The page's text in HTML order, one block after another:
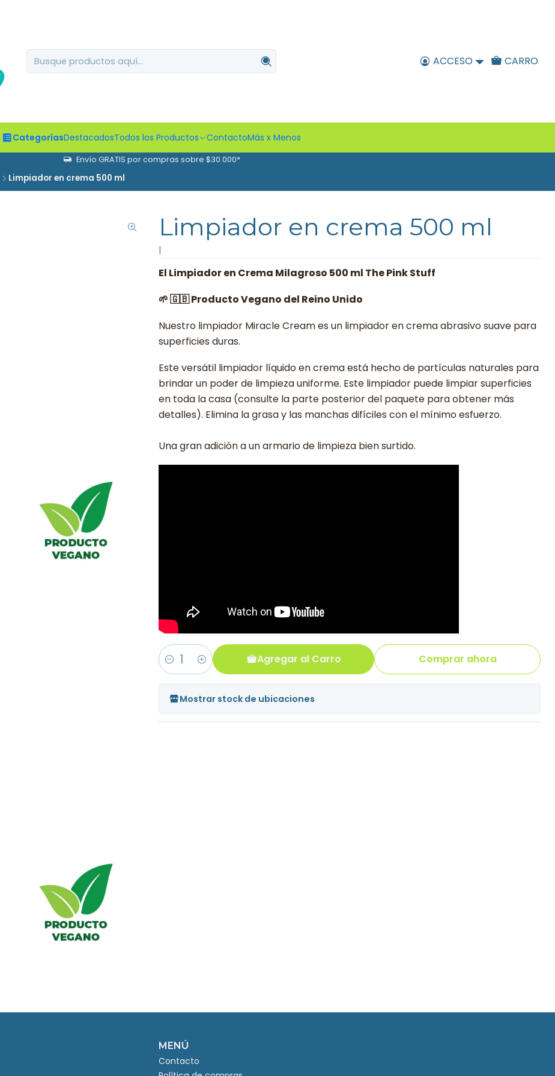
ACCESO CARRO
CategoríasDestacadosTodos los Productos ContactoMás x Menos
Envío GRATIS por compras sobre $30.000*
Limpiador en crema 500 ml
Limpiador en crema 500 ml
El Limpiador en Crema Milagroso 500 ml The Pink Stuff
🌱 🇬🇧 Producto Vegano del Reino Unido
Nuestro limpiador Miracle Cream es un limpiador en crema abrasivo suave para
superficies duras.
Este versátil limpiador líquido en crema está hecho de partículas naturales para
brindar un poder de limpieza uniforme. Este limpiador puede limpiar superficies
en toda la casa (consulte la parte posterior del paquete para obtener más
detalles). Elimina la grasa y las manchas difíciles con el mínimo esfuerzo.
Una gran adición a un armario de limpieza bien surtido.
Cantidad
Agregar al Carro Comprar ahora
Mostrar stock de ubicaciones
MENÚ
Contacto